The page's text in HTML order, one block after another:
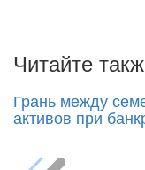
Читайте
Грань между
активов при